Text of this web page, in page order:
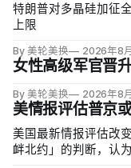
特朗普对多晶硅加征
上限
By 美轮美换 2026年8
女性高级军官晋
By 美轮美换 2026年8
美情报评估普京
美国最新情报评估改
衅北约」的判断，认